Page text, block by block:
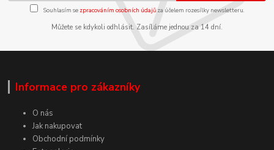
Souhlasím se zpracováním osobních údajůza účelem rozesílky newsletteru.
Můžete se kdykoli odhlásit. Zasíláme jednou za 14 dní.
Informace pro zákazníky
O nás
Jak nakupovat
Obchodní podmínky